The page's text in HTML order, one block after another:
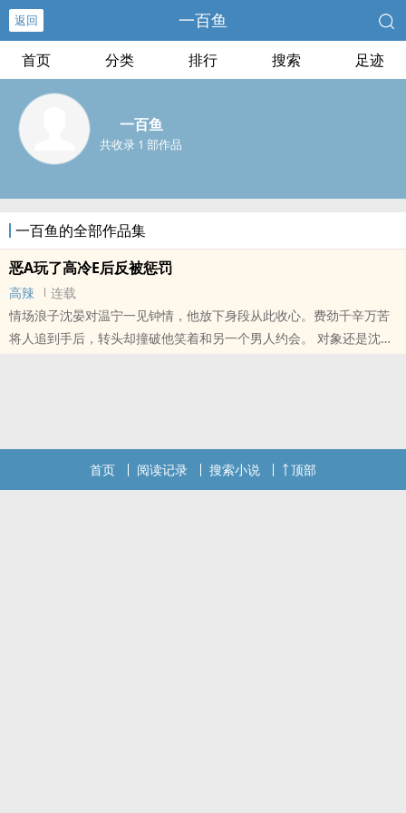
返回 一百鱼
首页 分类 排行 搜索 足迹
一百鱼
共收录 1 部作品
一百鱼的全部作品集
恶A玩了高冷E后反被惩罚
高辣
连载
情场浪子沈晏对温宁一见钟情，他放下身段从此收心。费劲千辛万苦
将人追到手后，转头却撞破他笑着和另一个男人约会。 对象还是沈晏
首页 阅读记录 搜索小说 顶部